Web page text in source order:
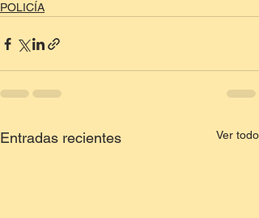
POLICÍA
Entradas recientes Ver todo